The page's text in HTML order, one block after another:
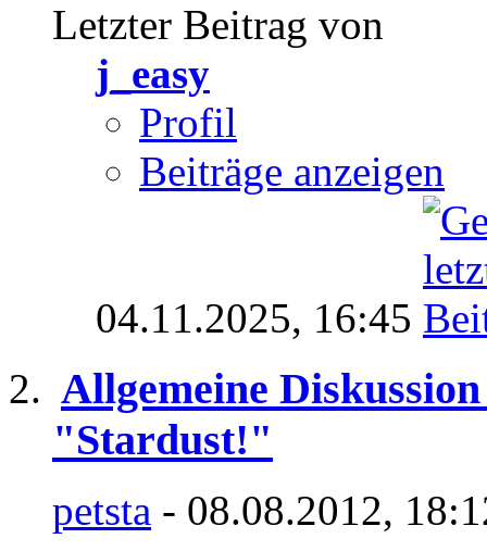
Letzter Beitrag von
j_easy
Profil
Beiträge anzeigen
04.11.2025, 16:45
Allgemeine
"Stardust!"
petsta - 08.08.2012,